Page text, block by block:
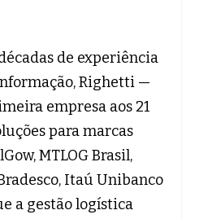
de experiência
Righetti —
empresa aos 21
para marcas
MTLOG Brasil,
Itaú Unibanco
a gestão logística